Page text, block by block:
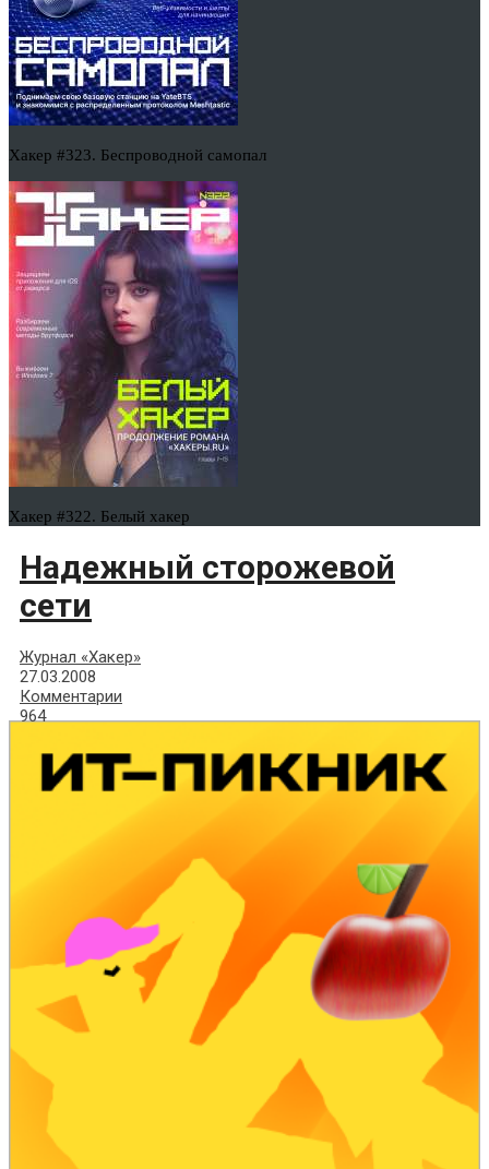
Хакер #323. Беспроводной самопал
Хакер #322. Белый хакер
Надежный сторожевой
сети
Журнал «Хакер»
27.03.2008
Комментарии
964